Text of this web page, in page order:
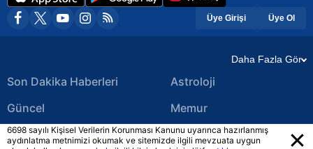
Üye Girişi Üye Ol
Daha Fazla Gör
Son Dakika Haberleri
Güncel
Ekonomi Haberleri
Astroloji
Memur
Yerel Haberler
6698 sayılı Kişisel Verilerin Korunması Kanunu uyarınca hazırlanmış
aydınlatma metnimizi okumak ve sitemizde ilgili mevzuata uygun